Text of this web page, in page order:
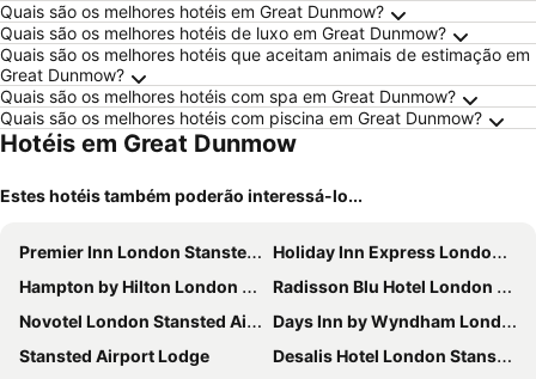
Quais são os melhores hotéis em Great Dunmow?
Quais são os melhores hotéis de luxo em Great Dunmow?
Quais são os melhores hotéis que aceitam animais de estimação em
Great Dunmow?
Quais são os melhores hotéis com spa em Great Dunmow?
Quais são os melhores hotéis com piscina em Great Dunmow?
Hotéis em Great Dunmow
Estes hotéis também poderão interessá-lo...
Premier Inn London Stansted Airport
Holiday Inn Express London Stansted Airport by IHG
Hampton by Hilton London Stansted Airport
Radisson Blu Hotel London Stansted Airport
Novotel London Stansted Airport
Days Inn by Wyndham London Stansted Airport
Stansted Airport Lodge
Desalis Hotel London Stansted